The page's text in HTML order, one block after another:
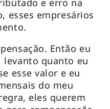
esses empresários
Então eu
levanto quanto eu
esse valor e eu
do meu
eles querem